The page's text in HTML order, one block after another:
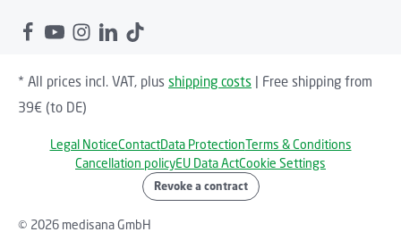
* All prices incl. VAT, plus shipping costs | Free shipping from
39€ (to DE)
© 2026 medisana GmbH
Legal NoticeContactData ProtectionTerms & Conditions
Cancellation policyEU Data ActCookie Settings
Revoke a contract